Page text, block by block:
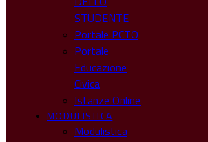
STUDENTE
Portale PCTO
Portale
Educazione
Civica
Istanze Online
MODULISTICA
Modulistica